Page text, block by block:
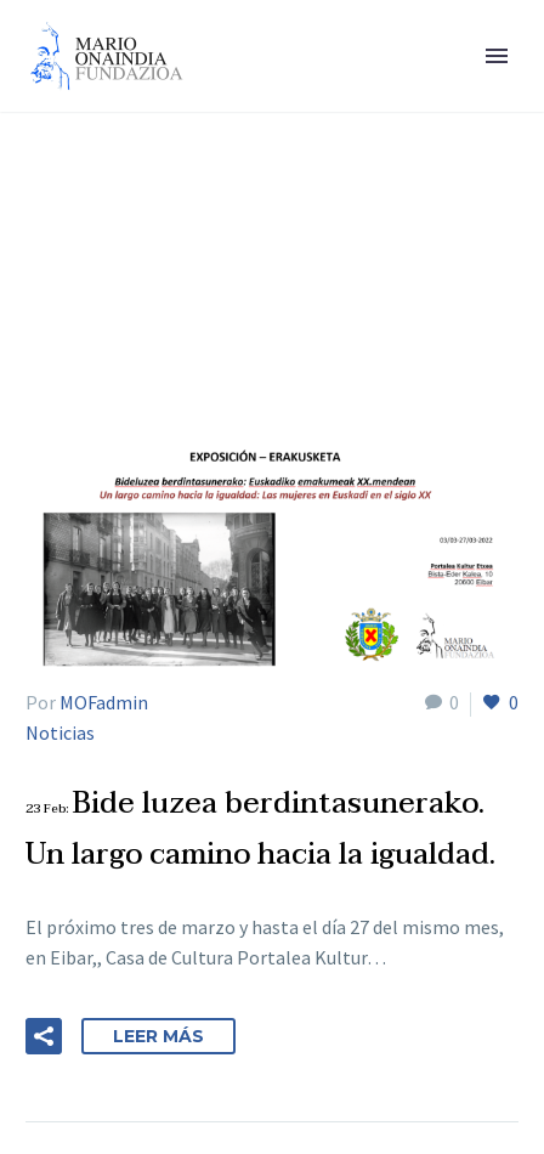
0 0
Por MOFadmin
Noticias
23 Feb: Bide luzea berdintasunerako.
Un largo camino hacia la igualdad.
El próximo tres de marzo y hasta el día 27 del mismo mes,
en Eibar,, Casa de Cultura Portalea Kultur…
LEER MÁS